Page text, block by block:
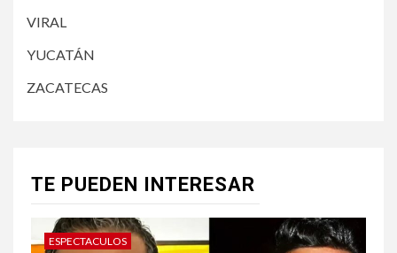
VIRAL
YUCATÁN
ZACATECAS
TE PUEDEN INTERESAR
ESPECTACULOS